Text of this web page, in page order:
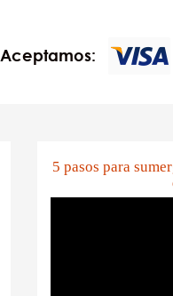
Aceptamos:
5 pasos para